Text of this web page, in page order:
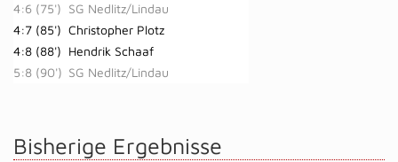
4:6 (75') SG Nedlitz/Lindau
4:7 (85') Christopher Plotz
4:8 (88') Hendrik Schaaf
5:8 (90') SG Nedlitz/Lindau
Bisherige Ergebnisse